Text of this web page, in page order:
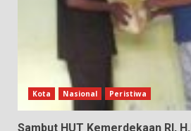
Kota Nasional Peristiwa
Sambut HUT Kemerdekaan RI,